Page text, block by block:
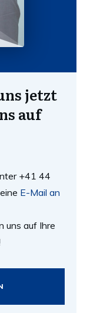
jetzt
auf
+41 44
E-Mail an
uns auf Ihre